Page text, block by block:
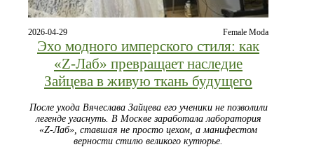
2026-04-29 Female Moda
Эхо модного имперского стиля: как
«Z-Лаб» превращает наследие
Зайцева в живую ткань будущего
После ухода Вячеслава Зайцева его ученики не позволили
легенде угаснуть. В Москве заработала лаборатория
«Z-Лаб», ставшая не просто цехом, а манифестом
верности стилю великого кутюрье.